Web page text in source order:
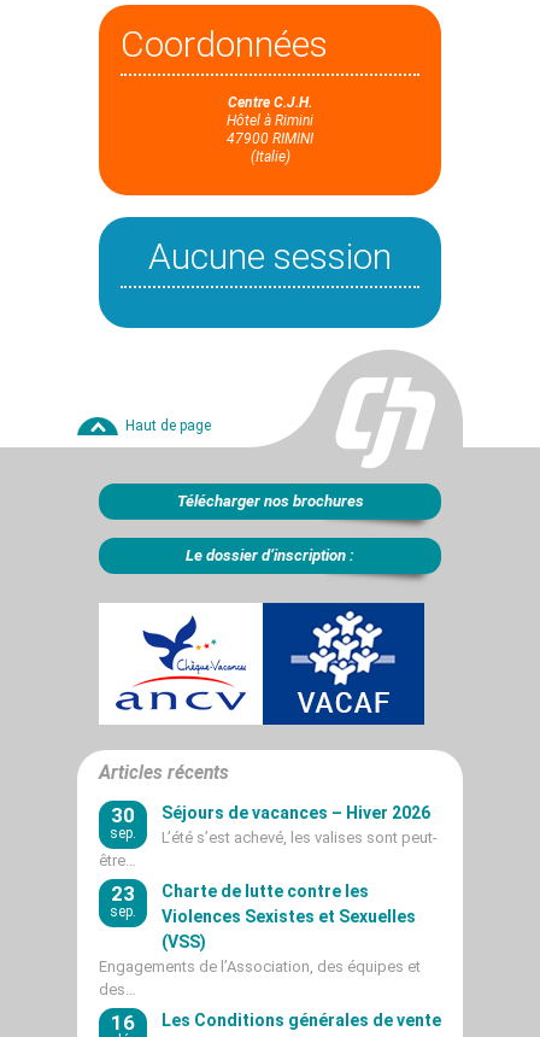
Coordonnées
Centre C.J.H.
Hôtel à Rimini
47900 RIMINI
(Italie)
Aucune session
Haut de page
Télécharger nos brochures
Le dossier d’inscription :
Articles récents
30
sep.
Séjours de vacances – Hiver 2026
L’été s’est achevé, les valises sont peut-
être…
23
sep.
Charte de lutte contre les
Violences Sexistes et Sexuelles
(VSS)
Engagements de l’Association, des équipes et
des…
16
Les Conditions générales de vente